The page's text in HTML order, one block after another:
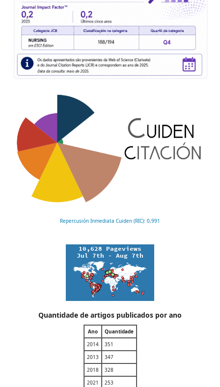
Repercusión Inmediata Cuiden (RIC): 0,991
Quantidade de artigos publicados por ano
Ano
Quantidade
2014
351
2013
347
2018
328
2021
253